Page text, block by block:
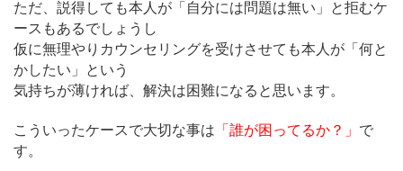
ただ、説得しても本人が「自分には問題は無い」と拒むケ
ースもあるでしょうし
仮に無理やりカウンセリングを受けさせても本人が「何と
かしたい」という
気持ちが薄ければ、解決は困難になると思います。
こういったケースで大切な事は 「誰が困ってるか？」 で
す。